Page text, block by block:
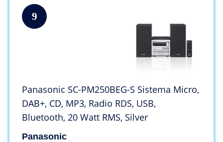
9
Panasonic SC-PM250BEG-S Sistema Micro,
DAB+, CD, MP3, Radio RDS, USB,
Bluetooth, 20 Watt RMS, Silver
Panasonic